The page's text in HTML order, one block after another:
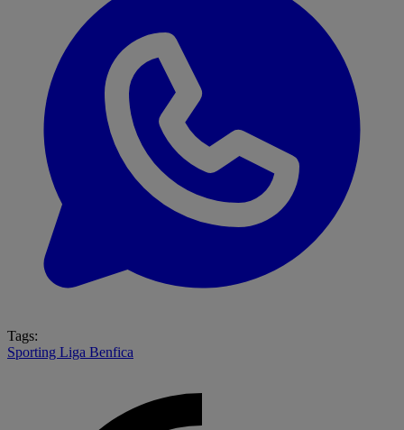
Tags:
Sporting Liga Benfica